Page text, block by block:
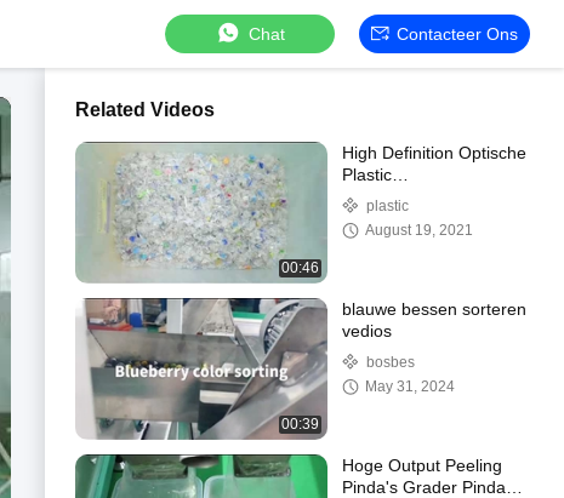
Chat Contacteer Ons
Related Videos
00:46
High Definition Optische
Plastic
Kleurensorteermachine
8 Hellingen 512
Kanalen
plastic
August 19, 2021
00:39
blauwe bessen sorteren
vedios
bosbes
May 31, 2024
Hoge Output Peeling
Pinda's Grader Pinda